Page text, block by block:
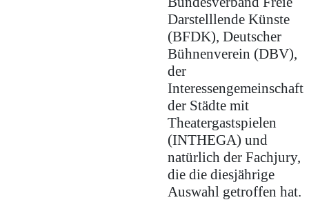
Darstelllende Künste
(BFDK), Deutscher
Bühnenverein (DBV),
der
Interessengemeinschaft
der Städte mit
Theatergastspielen
(INTHEGA) und
natürlich der Fachjury,
die die diesjährige
Auswahl getroffen hat.